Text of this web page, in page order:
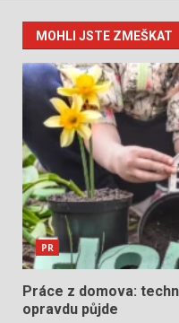
MOHLI JSTE ZMEŠKAT
PR
Práce z domova:
opravdu půjde